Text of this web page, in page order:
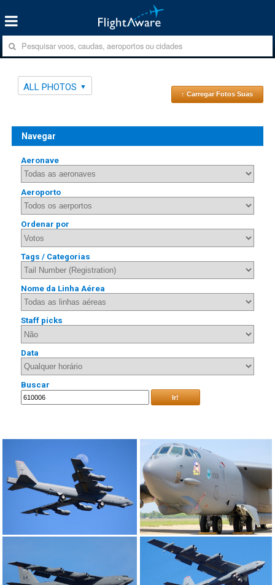
ALL PHOTOS
↑ Carregar Fotos Suas
Navegar
Aeronave
Aeroporto
Ordenar por
Tags / Categorias
Nome da Linha Aérea
Staff picks
Data
Buscar
Ir!